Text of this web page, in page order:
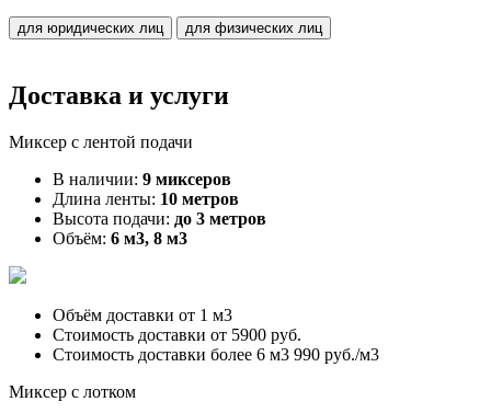
для юридических лиц для физических лиц
Доставка и услуги
Миксер с лентой подачи
В наличии: 9 миксеров
Длина ленты: 10 метров
Высота подачи: до 3 метров
Объём: 6 м3, 8 м3
Объём доставки от 1 м3
Стоимость доставки от 5900 руб.
Стоимость доставки более 6 м3 990 руб./м3
Миксер с лотком